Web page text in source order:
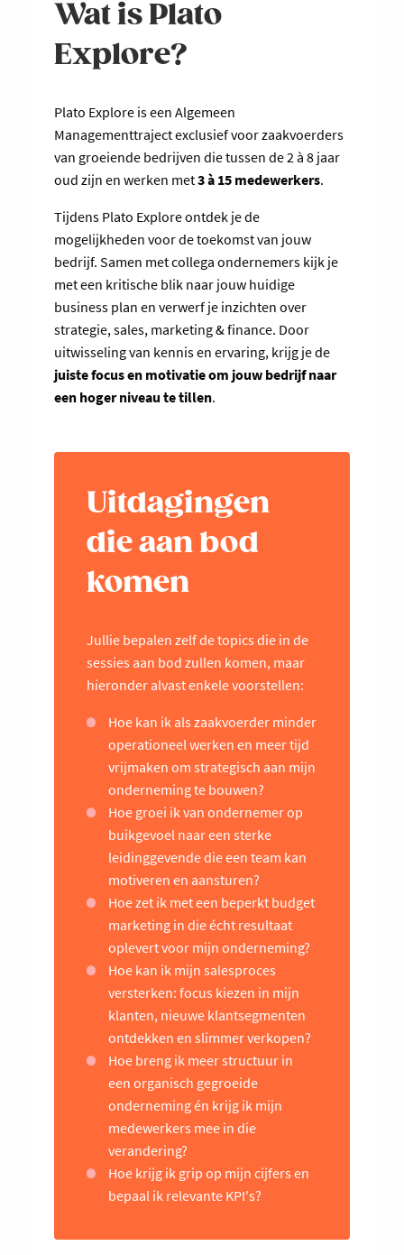
Wat is Plato
Explore?
Plato Explore is een Algemeen
Managementtraject exclusief voor zaakvoerders
van groeiende bedrijven die tussen de 2 à 8 jaar
oud zijn en werken met3 à 15 medewerkers.
Tijdens Plato Explore ontdek je de
mogelijkheden voor de toekomst van jouw
bedrijf. Samen met collega ondernemers kijk je
met een kritische blik naar jouw huidige
business plan en verwerf je inzichten over
strategie, sales, marketing & finance. Door
uitwisseling van kennis en ervaring, krijg je de
juiste focus en motivatie om jouw bedrijf naar
een hoger niveau te tillen.
Uitdagingen
die aan bod
komen
Jullie bepalen zelf de topics die in de
sessies aan bod zullen komen, maar
hieronder alvast enkele voorstellen:
Hoe kan ik als zaakvoerder minder
operationeel werken en meer tijd
vrijmaken om strategisch aan mijn
onderneming te bouwen?
Hoe groei ik van ondernemer op
buikgevoel naar een sterke
leidinggevende die een team kan
motiveren en aansturen?
Hoe zet ik met een beperkt budget
marketing in die écht resultaat
oplevert voor mijn onderneming?
Hoe kan ik mijn salesproces
versterken: focus kiezen in mijn
klanten, nieuwe klantsegmenten
ontdekken en slimmer verkopen?
Hoe breng ik meer structuur in
een organisch gegroeide
onderneming én krijg ik mijn
medewerkers mee in die
verandering?
Hoe krijg ik grip op mijn cijfers en
bepaal ik relevante KPI's?